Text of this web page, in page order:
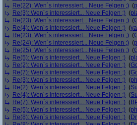
Re(22): Wen´s interessiert... Neue Felgen ;) (
Re(3): Wen´s interessiert... Neue Felgen ;) (
Re(23): Wen´s interessiert... Neue Felgen ;) (
Re(4): Wen´s interessiert... Neue Felgen ;) (
Re(23): Wen´s interessiert... Neue Felgen ;) (
Re(24): Wen´s interessiert... Neue Felgen ;) (
Re(25): Wen´s interessiert... Neue Felgen ;) (
Re(5): Wen´s interessiert... Neue Felgen ;) (
Re(2): Wen´s interessiert... Neue Felgen ;) (
Re(7): Wen´s interessiert... Neue Felgen ;) (
Re(3): Wen´s interessiert... Neue Felgen ;) (
Re(2): Wen´s interessiert... Neue Felgen ;) (
Re(4): Wen´s interessiert... Neue Felgen ;) (
Re(7): Wen´s interessiert... Neue Felgen ;) (
Re(5): Wen´s interessiert... Neue Felgen ;) (
Re(8): Wen´s interessiert... Neue Felgen ;) (